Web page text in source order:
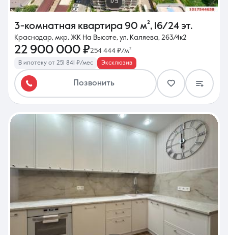
1/5
3-комнатная квартира 90 м², 16/24 эт.
Краснодар, мкр. ЖК На Высоте, ул. Каляева, 263/4к2
22 900 000 ₽254 444 ₽/м²
В ипотеку от 251 841 ₽/мес Эксклюзив
Позвонить